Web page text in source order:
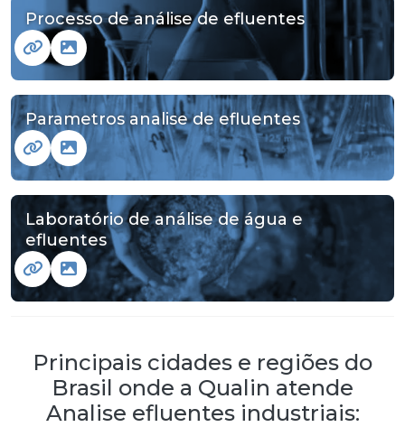
Processo de análise de efluentes
Parametros analise de efluentes
Laboratório de análise de água e
efluentes
Principais cidades e regiões do
Brasil onde a Qualin atende
Analise efluentes industriais: